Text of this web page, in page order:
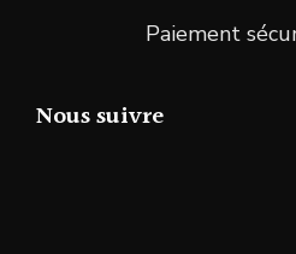
Paiement
Nous suivre